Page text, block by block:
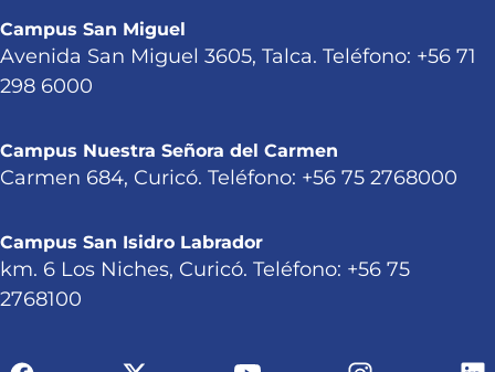
Campus San Miguel
Avenida San Miguel 3605, Talca. Teléfono: +56 71
298 6000
Campus Nuestra Señora del Carmen
Carmen 684, Curicó. Teléfono: +56 75 2768000
Campus San Isidro Labrador
km. 6 Los Niches, Curicó. Teléfono: +56 75
2768100